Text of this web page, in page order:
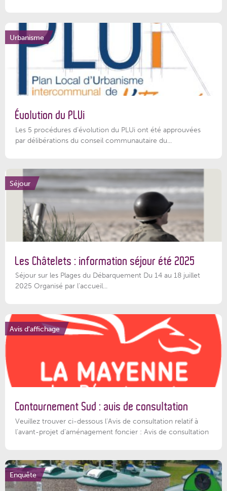
Urbanisme
Évolution du PLUi
Les 5 procédures d’évolution du PLUi ont été approuvées
par délibérations du conseil communautaire du...
Séjour
Les Châtelets : information séjour été 2025
Séjour sur les Plages du Débarquement Du 14 au 18 juillet
2025 Organisé par l’accueil...
Avis d'affichage
Contournement Sud : avis de consultation
Veuillez trouver ci-dessous l’Avis de consultation relatif à
l'avant-projet d'aménagement foncier : Avis de consultation
Enquête